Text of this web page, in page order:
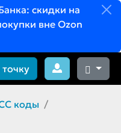
скидки на
вне Ozon
коды